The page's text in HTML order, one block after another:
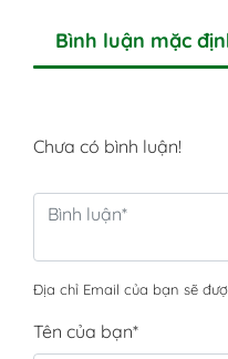
Bình luận mặc
Chưa có bình luận!
Địa chỉ Email của bạn sẽ
Tên của bạn*